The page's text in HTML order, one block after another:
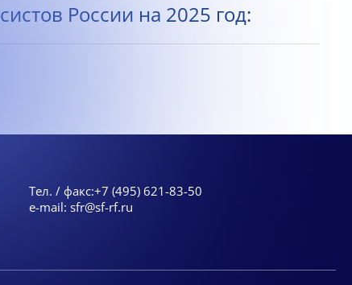
России на 2025 год:
Тел. / факс:+7 (495) 621-83-50
e-mail: sfr@sf-rf.ru